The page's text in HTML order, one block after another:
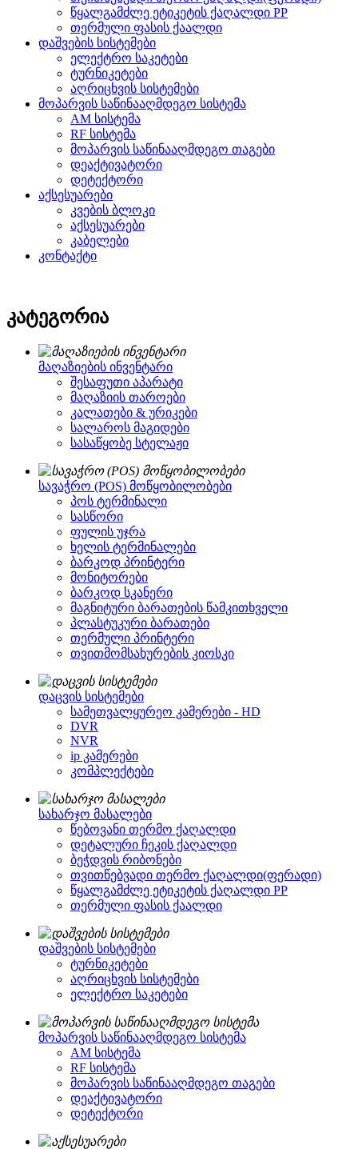
წყალგამძლე ეტიკეტის ქაღალდი PP
თერმული ფასის ქაალდი
დაშვების სისტემები
ელექტრო საკეტები
ტურნიკეტები
აღრიცხვის სისტემები
მოპარვის საწინააღმდეგო სისტემა
AM სისტემა
RF სისტემა
მოპარვის საწინააღმდეგო თაგები
დეაქტივატორი
დეტექტორი
აქსესუარები
კვების ბლოკი
აქსესუარები
კაბელები
კონტაქტი
კატეგორია
მაღაზიების ინვენტარი
შესაფუთი აპარატი
მაღაზიის თაროები
კალათები & ურიკები
სალაროს მაგიდები
სასაწყობე სტელაჟი
სავაჭრო (POS) მოწყობილობები
პოს ტერმინალი
სასწორი
ფულის უჯრა
ხელის ტერმინალები
ბარკოდ პრინტერი
მონიტორები
ბარკოდ სკანერი
მაგნიტური ბარათების წამკითხველი
პლასტუკური ბარათები
თერმული პრინტერი
თვითმომსახურების კიოსკი
დაცვის სისტემები
სამეთვალყურეო კამერები - HD
DVR
NVR
ip კამერები
კომპლექტები
სახარჯო მასალები
წებოვანი თერმო ქაღალდი
დეტალური ჩეკის ქაღალდი
ბეჭდვის რიბონები
თვითწებვადი თერმო ქაღალდი(ფერადი)
წყალგამძლე ეტიკეტის ქაღალდი PP
თერმული ფასის ქაალდი
დაშვების სისტემები
ტურნიკეტები
აღრიცხვის სისტემები
ელექტრო საკეტები
მოპარვის საწინააღმდეგო სისტემა
AM სისტემა
RF სისტემა
მოპარვის საწინააღმდეგო თაგები
დეაქტივატორი
დეტექტორი